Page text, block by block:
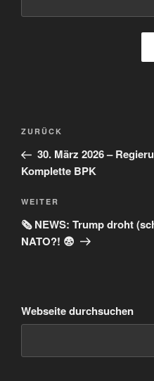
Beitragsnavigation
Vorheriger
Beitrag
ZURÜCK
30. März 2026 –
Komplette BPK
Nächster
Beitrag
WEITER
🗞️ NEWS: Trump droht
NATO?! 😨
Webseite durchsuchen